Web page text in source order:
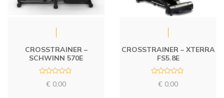
CROSSTRAINER –
SCHWINN 570E
€ 0,00
CROSSTRAINER – XTERRA
FS5.8E
€ 0,00